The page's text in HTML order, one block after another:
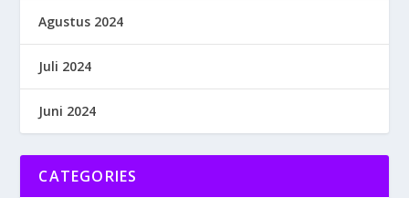
Agustus 2024
Juli 2024
Juni 2024
CATEGORIES